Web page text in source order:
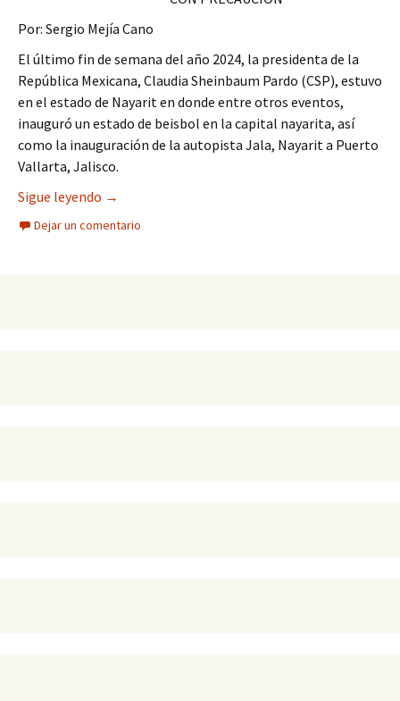
Por: Sergio Mejía Cano
El último fin de semana del año 2024, la presidenta de la
República Mexicana, Claudia Sheinbaum Pardo (CSP), estuvo
en el estado de Nayarit en donde entre otros eventos,
inauguró un estado de beisbol en la capital nayarita, así
como la inauguración de la autopista Jala, Nayarit a Puerto
Vallarta, Jalisco.
Sigue leyendo POSIBLE MENSAJE SUBLIMINAL DE LA
→
Dejar un comentario